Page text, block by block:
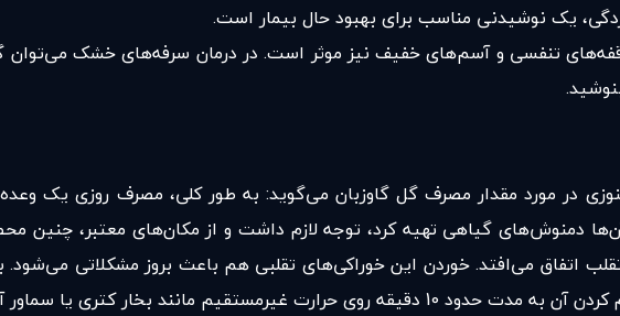
یک نوشیدنی مناسب برای بهبود حال بیمار است.
تنفسی و آسم‌های خفیف نیز موثر است. در درمان سرفه‌های خشک می‌توان
در مورد مقدار مصرف گل گاوزبان می‌گوید: به طور کلی، مصرف روزی یک
دمنوش‌های گیاهی تهیه کرد، توجه لازم داشت و از مکان‌های معتبر، چنین
اتفاق می‌افتد. خوردن این خوراکی‌های تقلبی هم باعث بروز مشکلاتی می‌شود.
مانند بخار کتری یا سماور آماده کنید.